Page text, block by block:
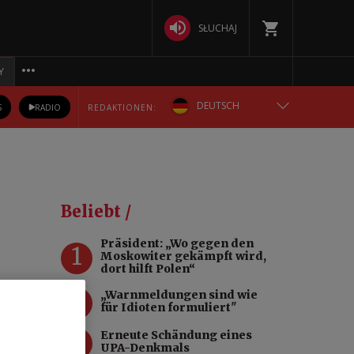
SŁUCHAJ
RADIO REDAKTIONEN: DEUTSCH
БЕЛАРУСКАЯ
УКРАЇНСЬКА
Beliebt /
1
Präsident: „Wo gegen den
Moskowiter gekämpft wird,
dort hilft Polen“
„Warnmeldungen sind wie
für Idioten formuliert"
Erneute Schändung eines
UPA-Denkmals